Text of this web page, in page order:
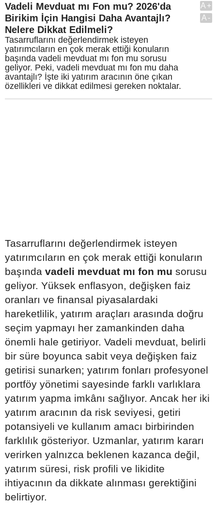
Vadeli Mevduat mı Fon mu? 2026'da
Birikim İçin Hangisi Daha Avantajlı?
Nelere Dikkat Edilmeli?
Tasarruflarını değerlendirmek isteyen
yatırımcıların en çok merak ettiği konuların
başında vadeli mevduat mı fon mu sorusu
geliyor. Peki, vadeli mevduat mı fon mu daha
avantajlı? İşte iki yatırım aracının öne çıkan
özellikleri ve dikkat edilmesi gereken noktalar.
A+
A-
Tasarruflarını değerlendirmek isteyen
yatırımcıların en çok merak ettiği konuların
başında vadeli mevduat mı fon mu sorusu
geliyor. Yüksek enflasyon, değişken faiz
oranları ve finansal piyasalardaki
hareketlilik, yatırım araçları arasında doğru
seçim yapmayı her zamankinden daha
önemli hale getiriyor. Vadeli mevduat, belirli
bir süre boyunca sabit veya değişken faiz
getirisi sunarken; yatırım fonları profesyonel
portföy yönetimi sayesinde farklı varlıklara
yatırım yapma imkânı sağlıyor. Ancak her iki
yatırım aracının da risk seviyesi, getiri
potansiyeli ve kullanım amacı birbirinden
farklılık gösteriyor. Uzmanlar, yatırım kararı
verirken yalnızca beklenen kazanca değil,
yatırım süresi, risk profili ve likidite
ihtiyacının da dikkate alınması gerektiğini
belirtiyor.